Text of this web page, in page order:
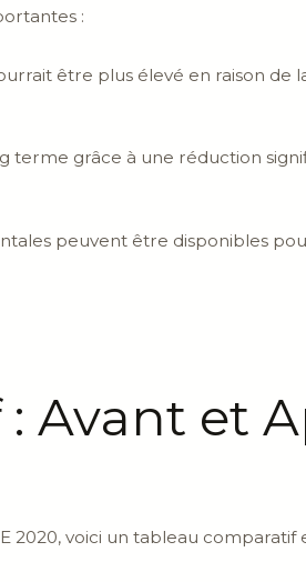
:
être plus élevé en raison de
grâce à une réduction
peuvent être disponibles
Avant et
voici un tableau comparatif